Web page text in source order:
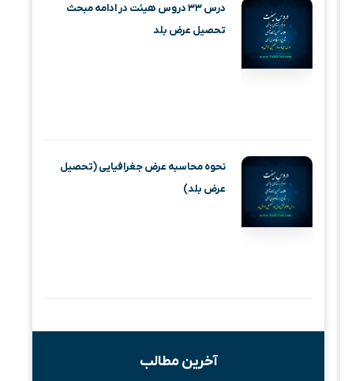
درس ۳۳ دروس هیئت در ادامه مبحث
تحصیل عرض بلد
نحوه محاسبه عرض جغرافیایی (تحصیل
عرض بلد)
آخرین مطالب